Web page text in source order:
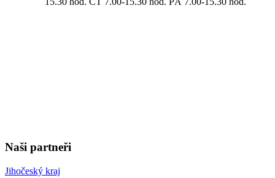
Naši partneři
Jihočeský kraj